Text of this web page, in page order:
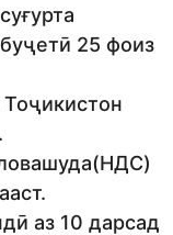
25 фоиз
аз 10 дарсад